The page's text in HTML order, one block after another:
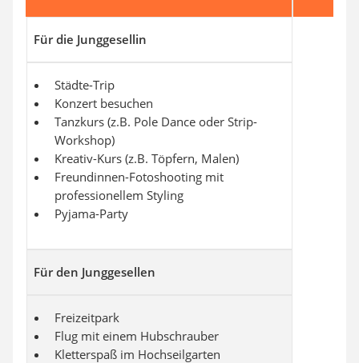
Für die Junggesellin
Städte-Trip
Konzert besuchen
Tanzkurs (z.B. Pole Dance oder Strip-
Workshop)
Kreativ-Kurs (z.B. Töpfern, Malen)
Freundinnen-Fotoshooting mit
professionellem Styling
Pyjama-Party
Für den Junggesellen
Freizeitpark
Flug mit einem Hubschrauber
Kletterspaß im Hochseilgarten